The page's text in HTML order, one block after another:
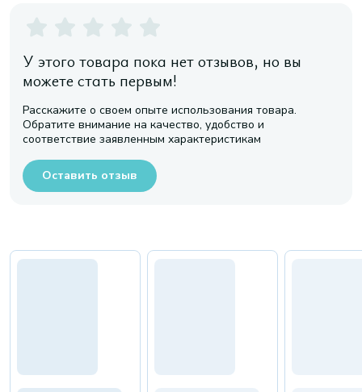
У этого товара пока нет отзывов, но вы
можете стать первым!
Расскажите о своем опыте использования товара.
Обратите внимание на качество, удобство и
соответствие заявленным характеристикам
Оставить отзыв